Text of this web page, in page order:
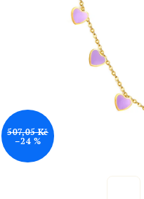
507,05 Kč
–24 %